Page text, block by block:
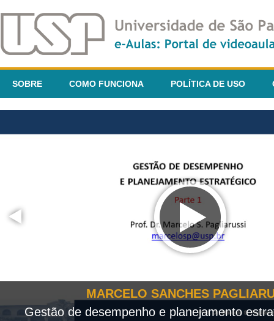
SOBRE COMO FUNCIONA POLÍTICA DE USO
MARCELO SANCHES
Gestão de desempenho e planejamento